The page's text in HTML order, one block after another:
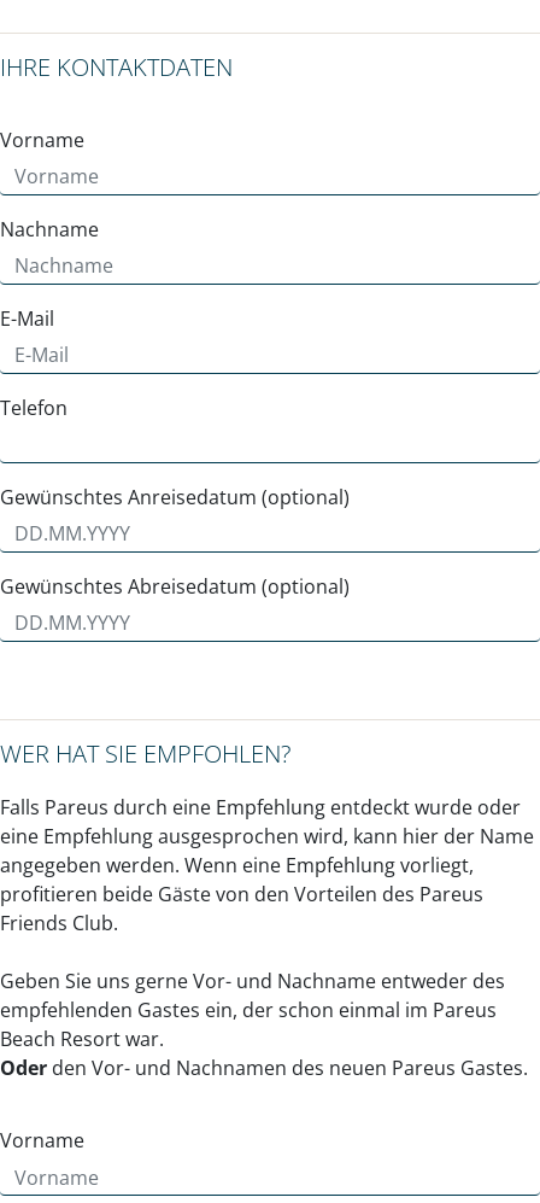
IHRE KONTAKTDATEN
Vorname
Nachname
E-Mail
Telefon
Gewünschtes Anreisedatum (optional)
Gewünschtes Abreisedatum (optional)
WER HAT SIE EMPFOHLEN?
Falls Pareus durch eine Empfehlung entdeckt wurde oder
eine Empfehlung ausgesprochen wird, kann hier der Name
angegeben werden. Wenn eine Empfehlung vorliegt,
profitieren beide Gäste von den Vorteilen des Pareus
Friends Club.
Geben Sie uns gerne Vor- und Nachname entweder des
empfehlenden Gastes ein, der schon einmal im Pareus
Beach Resort war.
Oder den Vor- und Nachnamen des neuen Pareus Gastes.
Vorname